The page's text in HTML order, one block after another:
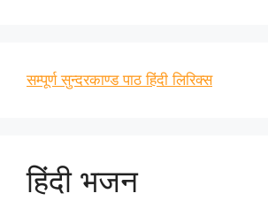
सम्पूर्ण सुन्दरकाण्ड पाठ हिंदी लिरिक्स
हिंदी भजन